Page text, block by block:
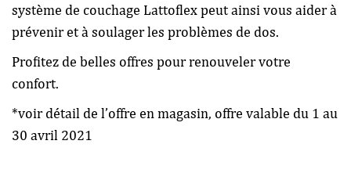
système de couchage Lattoflex peut ainsi vous aider à
prévenir et à soulager les problèmes de dos.
Profitez de belles offres pour renouveler votre
confort.
*voir détail de l’offre en magasin, offre valable du 1 au
30 avril 2021